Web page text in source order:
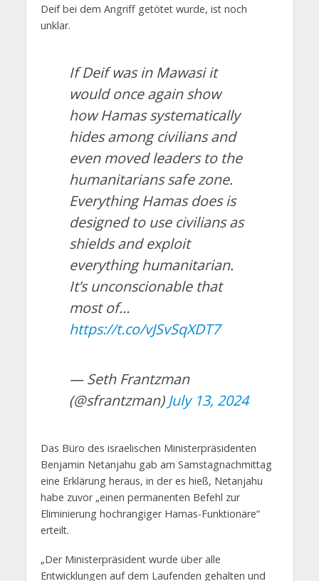
Deif bei dem Angriff getötet wurde, ist noch
unklar.
If Deif was in Mawasi it
would once again show
how Hamas systematically
hides among civilians and
even moved leaders to the
humanitarians safe zone.
Everything Hamas does is
designed to use civilians as
shields and exploit
everything humanitarian.
It’s unconscionable that
most of…
https://t.co/vJSvSqXDT7
— Seth Frantzman
(@sfrantzman) July 13, 2024
Das Büro des israelischen Ministerpräsidenten
Benjamin Netanjahu gab am Samstagnachmittag
eine Erklärung heraus, in der es hieß, Netanjahu
habe zuvor „einen permanenten Befehl zur
Eliminierung hochrangiger Hamas-Funktionäre“
erteilt.
„Der Ministerpräsident wurde über alle
Entwicklungen auf dem Laufenden gehalten und